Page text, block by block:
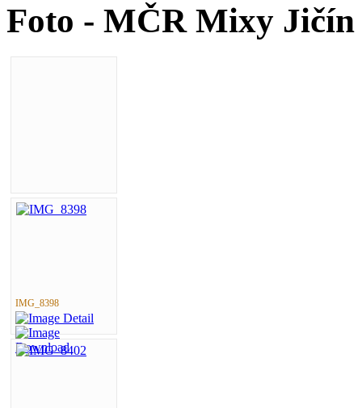
Foto - MČR Mixy Jičín
IMG_8398